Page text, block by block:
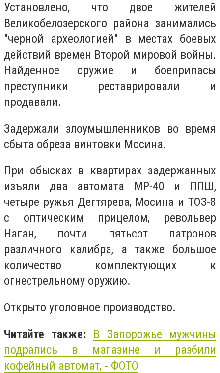
Установлено, что двое жителей
Великобелозерского района занимались
"черной археологией" в местах боевых
действий времен Второй мировой войны.
Найденное оружие и боеприпасы
преступники реставрировали и
продавали.
Задержали злоумышленников во время
сбыта обреза винтовки Мосина.
При обысках в квартирах задержанных
изъяли два автомата МР-40 и ППШ,
четыре ружья Дегтярева, Мосина и ТОЗ-8
с оптическим прицелом, револьвер
Наган, почти пятьсот патронов
различного калибра, а также большое
количество комплектующих к
огнестрельному оружию.
Открыто уголовное производство.
Читайте также: В Запорожье мужчины
подрались в магазине и разбили
кофейный автомат, - ФОТО